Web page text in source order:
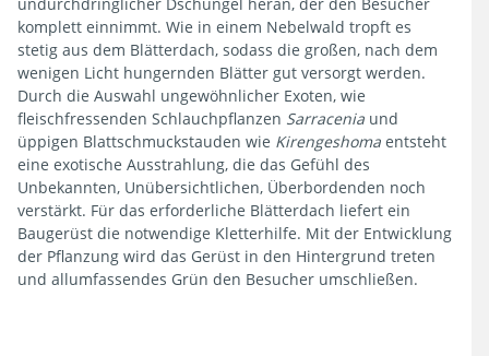
komplett einnimmt. Wie in einem Nebelwald tropft es
stetig aus dem Blätterdach, sodass die großen, nach dem
wenigen Licht hungernden Blätter gut versorgt werden.
Durch die Auswahl ungewöhnlicher Exoten, wie
fleischfressenden Schlauchpflanzen Sarracenia und
üppigen Blattschmuckstauden wie Kirengeshoma entsteht
eine exotische Ausstrahlung, die das Gefühl des
Unbekannten, Unübersichtlichen, Überbordenden noch
verstärkt. Für das erforderliche Blätterdach liefert ein
Baugerüst die notwendige Kletterhilfe. Mit der Entwicklung
der Pflanzung wird das Gerüst in den Hintergrund treten
und allumfassendes Grün den Besucher umschließen.
28
Treffer
Zurücksetzen
Filtern
Bestäubung
Blütenfarbe